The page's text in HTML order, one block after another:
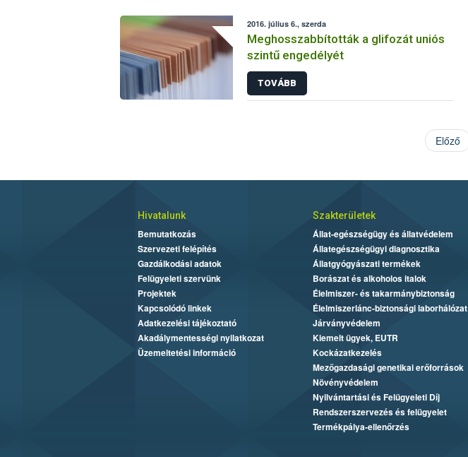
2016. július 6., szerda
Meghosszabbították a glifozát uniós
szintű engedélyét
TOVÁBB
Előző
Hivatalunk
Bemutatkozás
Szervezeti felépítés
Gazdálkodási adatok
Felügyeleti szervünk
Projektek
Kapcsolódó linkek
Adatkezelési tájékoztató
Akadálymentességi nyilatkozat
Üzemeltetési információ
Szakterületek
Állat-egészségügy és állatvédelem
Állategészségügyi diagnosztika
Állatgyógyászati termékek
Borászat és alkoholos italok
Élelmiszer- és takarmánybiztonság
Élelmiszerlánc-biztonsági laborhálózat
Járványvédelem
Kiemelt ügyek, EUTR
Kockázatkezelés
Mezőgazdasági genetikai erőforrások
Növényvédelem
Nyilvántartási és Felügyeleti Díj
Rendszerszervezés és felügyelet
Termékpálya-ellenőrzés